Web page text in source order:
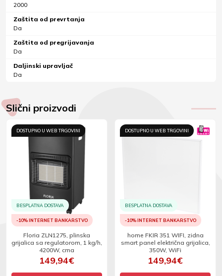
2000
Zaštita od prevrtanja
Da
Zaštita od pregrijavanja
Da
Daljinski upravljač
Da
Slični proizvodi
DOSTUPNO U WEB TRGOVINI
BESPLATNA DOSTAVA
-10% INTERNET BANKARSTVO
Floria ZLN1275, plinska
grijalica sa regulatorom, 1 kg/h,
4200W, crna
149,94€
DOSTUPNO U WEB TRGOVINI
BESPLATNA DOSTAVA
-10% INTERNET BANKARSTVO
home FKIR 351 WIFI, zidna
smart panel električna grijalica,
350W, WiFi
149,94€